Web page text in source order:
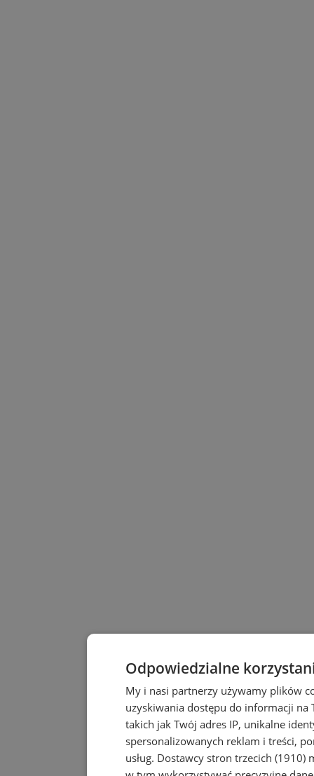
Odpowiedzialne
My i nasi partnerzy używamy plików
uzyskiwania dostępu do informacji
takich jak Twój adres IP, unikalne
spersonalizowanych reklam i treści,
usług. Dostawcy stron trzecich (1910)